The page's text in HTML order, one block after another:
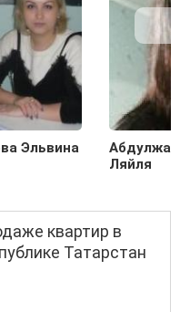
Эльвина
Ляйля
квартир в
Татарстан